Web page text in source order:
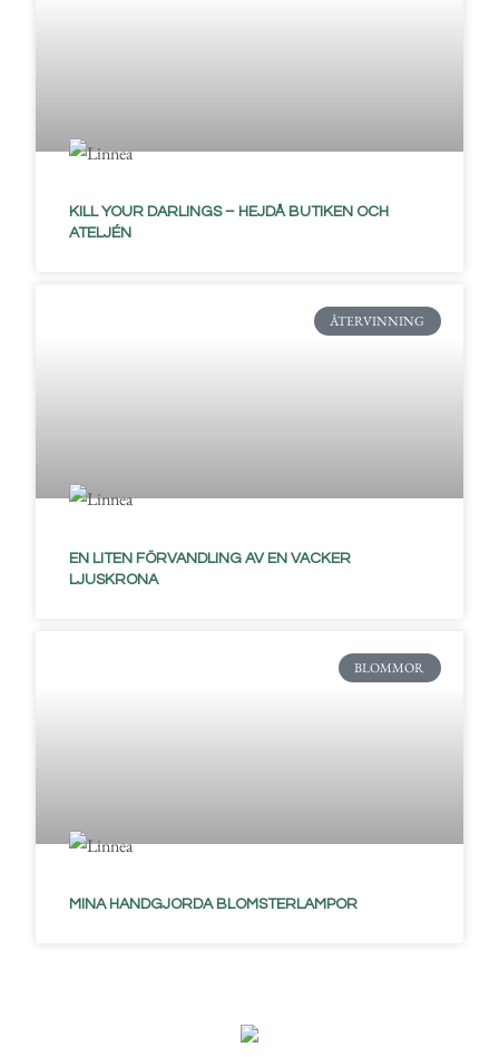
KILL YOUR DARLINGS – HEJDÅ BUTIKEN OCH
ATELJÉN
ÅTERVINNING
EN LITEN FÖRVANDLING AV EN VACKER
LJUSKRONA
BLOMMOR
MINA HANDGJORDA BLOMSTERLAMPOR